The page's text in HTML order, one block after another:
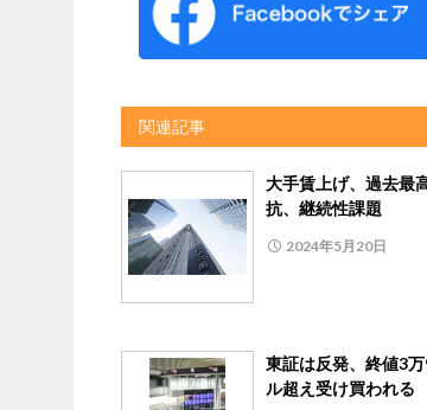
関連記事
大手賃上げ、過去最
抗、継続性課題
2024年5月20日
東証は反発、終値3
ル超え受け買われる